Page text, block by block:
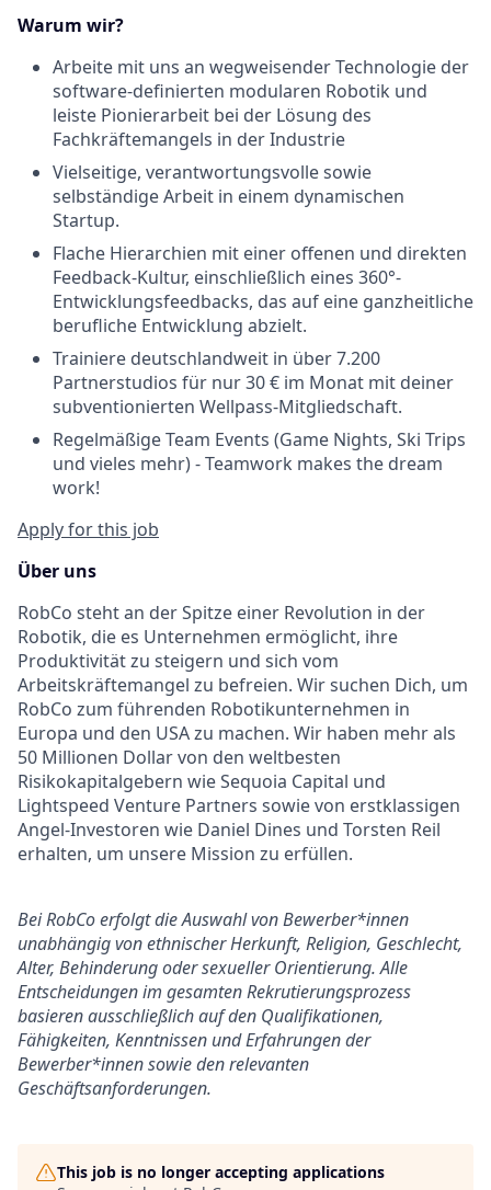
Warum wir?
Arbeite mit uns an wegweisender Technologie der
software-definierten modularen Robotik und
leiste Pionierarbeit bei der Lösung des
Fachkräftemangels in der Industrie
Vielseitige, verantwortungsvolle sowie
selbständige Arbeit in einem dynamischen
Startup.
Flache Hierarchien mit einer offenen und direkten
Feedback-Kultur, einschließlich eines 360°-
Entwicklungsfeedbacks, das auf eine ganzheitliche
berufliche Entwicklung abzielt.
Trainiere deutschlandweit in über 7.200
Partnerstudios für nur 30 € im Monat mit deiner
subventionierten Wellpass-Mitgliedschaft.
Regelmäßige Team Events (Game Nights, Ski Trips
und vieles mehr) - Teamwork makes the dream
work!
Apply for this job
Über uns
RobCo steht an der Spitze einer Revolution in der
Robotik, die es Unternehmen ermöglicht, ihre
Produktivität zu steigern und sich vom
Arbeitskräftemangel zu befreien. Wir suchen Dich, um
RobCo zum führenden Robotikunternehmen in
Europa und den USA zu machen. Wir haben mehr als
50 Millionen Dollar von den weltbesten
Risikokapitalgebern wie Sequoia Capital und
Lightspeed Venture Partners sowie von erstklassigen
Angel-Investoren wie Daniel Dines und Torsten Reil
erhalten, um unsere Mission zu erfüllen.
Bei RobCo erfolgt die Auswahl von Bewerber*innen
unabhängig von ethnischer Herkunft, Religion, Geschlecht,
Alter, Behinderung oder sexueller Orientierung. Alle
Entscheidungen im gesamten Rekrutierungsprozess
basieren ausschließlich auf den Qualifikationen,
Fähigkeiten, Kenntnissen und Erfahrungen der
Bewerber*innen sowie den relevanten
Geschäftsanforderungen.
This job is no longer accepting applications